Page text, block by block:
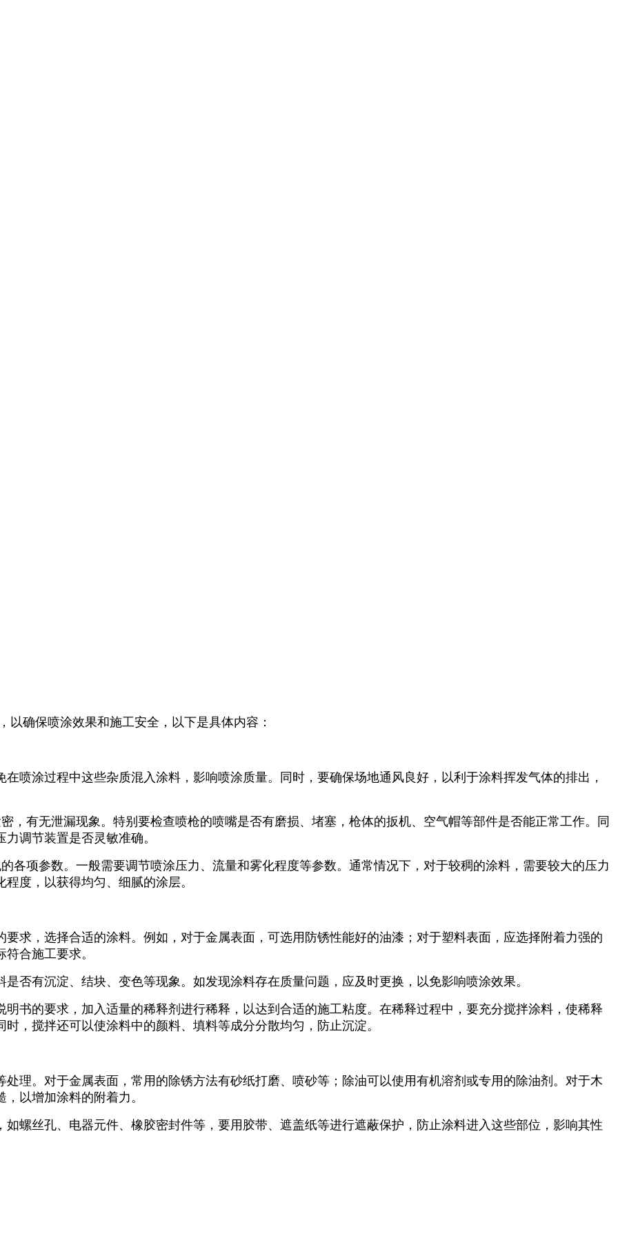
确保喷涂效果和施工安全，以下是具体内容：
喷涂过程中这些杂质混入涂料，影响喷涂质量。同时，要确保场地通风良好，以利于涂料挥发气体的排出，
，有无泄漏现象。特别要检查喷枪的喷嘴是否有磨损、堵塞，枪体的扳机、空气帽等部件是否能正常工作。同
调节装置是否灵敏准确。
各项参数。一般需要调节喷涂压力、流量和雾化程度等参数。通常情况下，对于较稠的涂料，需要较大的压力
度，以获得均匀、细腻的涂层。
求，选择合适的涂料。例如，对于金属表面，可选用防锈性能好的油漆；对于塑料表面，应选择附着力强的
合施工要求。
否有沉淀、结块、变色等现象。如发现涂料存在质量问题，应及时更换，以免影响喷涂效果。
书的要求，加入适量的稀释剂进行稀释，以达到合适的施工粘度。在稀释过程中，要充分搅拌涂料，使稀释
，搅拌还可以使涂料中的颜料、填料等成分分散均匀，防止沉淀。
理。对于金属表面，常用的除锈方法有砂纸打磨、喷砂等；除油可以使用有机溶剂或专用的除油剂。对于木
以增加涂料的附着力。
螺丝孔、电器元件、橡胶密封件等，要用胶带、遮盖纸等进行遮蔽保护，防止涂料进入这些部位，影响其性